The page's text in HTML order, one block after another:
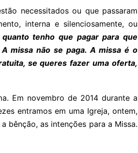
necessitados ou que passaram
interna e silenciosamente, ou
quanto tenho que pagar para que
missa não se paga. A missa é o
se queres fazer uma oferta,
Em novembro de 2014 durante a
entramos em uma Igreja, ontem,
bênção, as intenções para a Missa.